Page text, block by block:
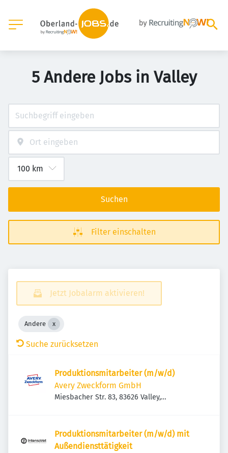
5 Andere Jobs in Valley
Suchen
Filter einschalten
Jetzt Jobalarm aktivieren!
Andere
Suche zurücksetzen
Produktionsmitarbeiter (m/w/d)
Avery Zweckform GmbH
Miesbacher Str. 83, 83626 Valley,
Produktionsmitarbeiter (m/w/d) mit
Außendiensttätigkeit